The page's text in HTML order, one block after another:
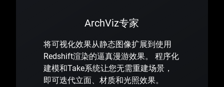
ArchViz专家
将可视化效果从静态图像扩展到使用
Redshift渲染的逼真漫游效果。 程序化
建模和Take系统让您无需重建场景，
即可迭代立面、材质和光照效果。